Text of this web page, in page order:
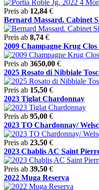
Preis ab 12,84 €
Bernard Massard. Cabinet
Preis ab 8,74 €
2009 Champagne Krug
Preis ab 3650,00 €
2025 Rosato di Nibbiale
Preis ab 15,50 €
2023 Tiglat Chardonnay
Preis ab 95,00 €
2023 TO Chardonnay/
Preis ab 23,50 €
2023 Chablis AC Saint
Preis ab 39,50 €
2022 Muga Reserva